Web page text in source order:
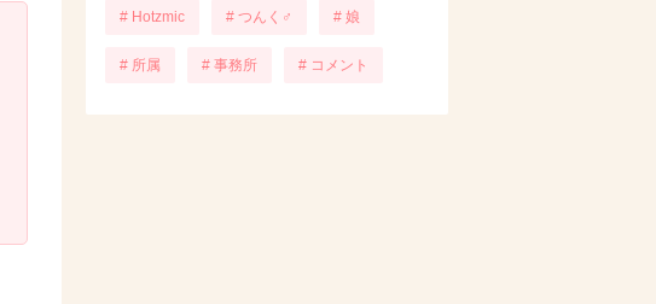
# Hotzmic # つんく♂ # 娘
# 所属 # 事務所 # コメント